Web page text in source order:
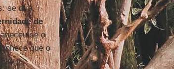
se dirá,
de
se o
que o